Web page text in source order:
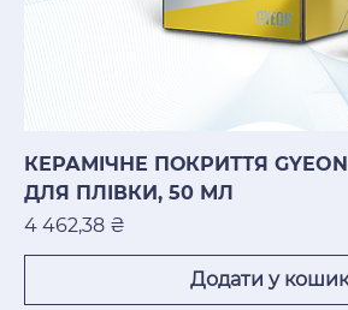
КЕРАМІЧНЕ ПОКРИТТЯ GYEON
ДЛЯ ПЛІВКИ, 50 МЛ
Ціна
4 462,38 ₴
Додати у кошик